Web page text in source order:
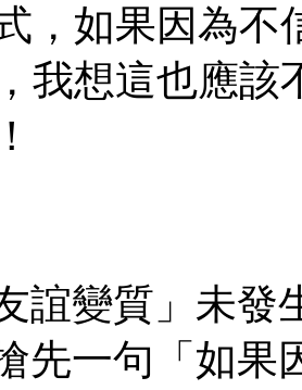
，如果因為不
我想這也應該
誼變質」未發
先一句「如果